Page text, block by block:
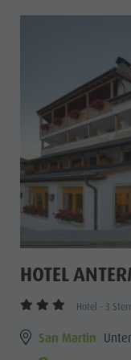
HOTEL
Hotel - 3
San Martin